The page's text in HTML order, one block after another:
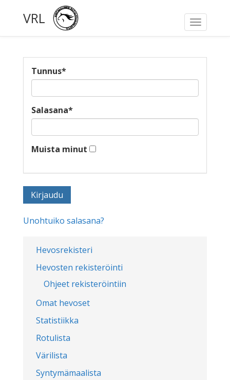
Toggle
VRL
Hevosrekisteri
Hevosten rekisteröinti
Ohjeet rekisteröintiin
Omat hevoset
Statistiikka
Rotulista
Värilista
Syntymämaalista
Tunnus*
Salasana*
Muista minut
Unohtuiko salasana?